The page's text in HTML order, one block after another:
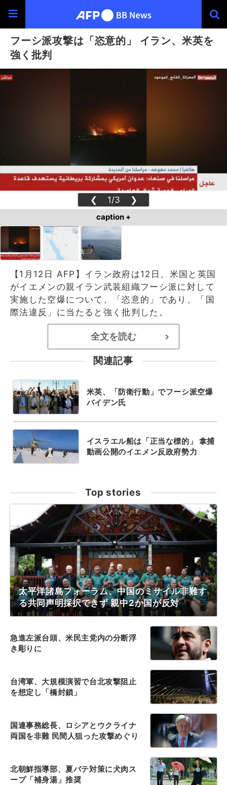
フーシ派攻撃は「恣意的」 イラン、米英を
強く批判
❮ 1/3 ❯
caption +
【1月12日 AFP】イラン政府は12日、米国と英国
がイエメンの親イラン武装組織フーシ派に対して
実施した空爆について、「恣意的」であり、「国
際法違反」に当たると強く批判した。
全文を読む >
関連記事
米英、「防衛行動」でフーシ派空爆
バイデン氏
イスラエル船は「正当な標的」 拿捕
動画公開のイエメン反政府勢力
Top stories
太平洋諸島フォーラム、中国のミサイル非難す
る共同声明採択できず 親中2か国が反対
急進左派台頭、米民主党内の分断浮
き彫りに
台湾軍、大規模演習で台北攻撃阻止
を想定し「橋封鎖」
国連事務総長、ロシアとウクライナ
両国を非難 民間人狙った攻撃めぐり
北朝鮮指導部、夏バテ対策に犬肉ス
ープ「補身湯」推奨